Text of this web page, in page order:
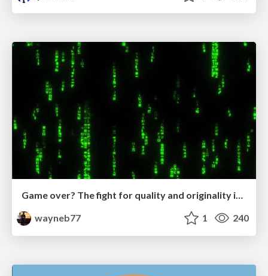
Game over? The fight for quality and originality in the time of robots
wayneb77
1 240